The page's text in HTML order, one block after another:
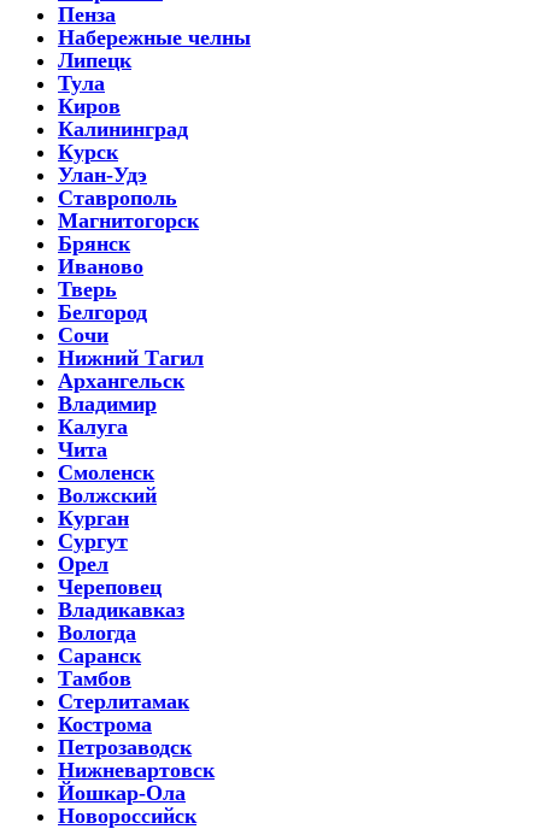
Пенза
Набережные челны
Липецк
Тула
Киров
Калининград
Курск
Улан-Удэ
Ставрополь
Магнитогорск
Брянск
Иваново
Тверь
Белгород
Сочи
Нижний Тагил
Архангельск
Владимир
Калуга
Чита
Смоленск
Волжский
Курган
Сургут
Орел
Череповец
Владикавказ
Вологда
Саранск
Тамбов
Стерлитамак
Кострома
Петрозаводск
Нижневартовск
Йошкар-Ола
Новороссийск